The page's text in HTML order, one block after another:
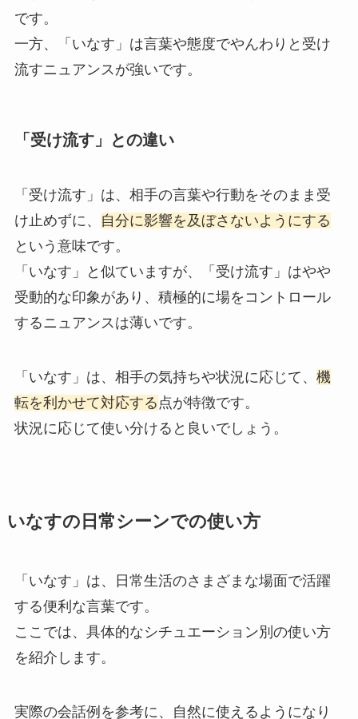
です。
一方、「いなす」は言葉や態度でやんわりと受け
流すニュアンスが強いです。
「受け流す」との違い
「受け流す」は、相手の言葉や行動をそのまま受
け止めずに、
自分に影響を及ぼさないようにする
という意味です。
「いなす」と似ていますが、「受け流す」はやや
受動的な印象があり、積極的に場をコントロール
するニュアンスは薄いです。
「いなす」は、相手の気持ちや状況に応じて、 機
転を利かせて対応する 点が特徴です。
状況に応じて使い分けると良いでしょう。
いなすの日常シーンでの使い方
「いなす」は、日常生活のさまざまな場面で活躍
する便利な言葉です。
ここでは、具体的なシチュエーション別の使い方
を紹介します。
実際の会話例を参考に、自然に使えるようになり